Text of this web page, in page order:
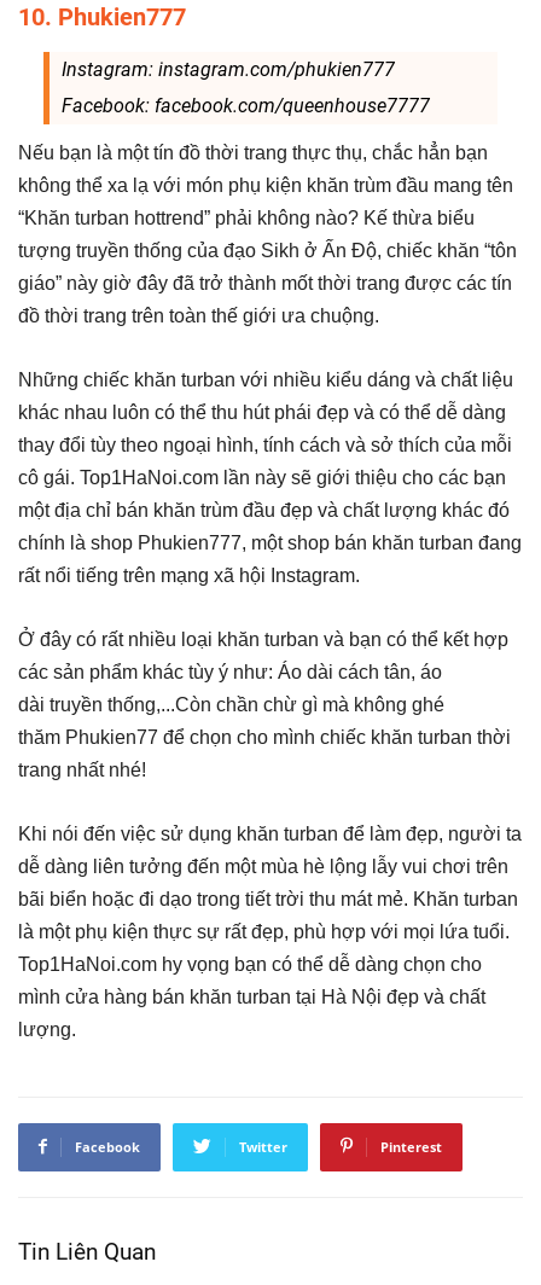
10. Phukien777
Instagram: instagram.com/phukien777
Facebook: facebook.com/queenhouse7777
Nếu bạn là một tín đồ thời trang thực thụ, chắc hẳn bạn
không thể xa lạ với món phụ kiện khăn trùm đầu mang tên
“Khăn turban hottrend” phải không nào? Kế thừa biểu
tượng truyền thống của đạo Sikh ở Ấn Độ, chiếc khăn “tôn
giáo” này giờ đây đã trở thành mốt thời trang được các tín
đồ thời trang trên toàn thế giới ưa chuộng.
Những chiếc khăn turban với nhiều kiểu dáng và chất liệu
khác nhau luôn có thể thu hút phái đẹp và có thể dễ dàng
thay đổi tùy theo ngoại hình, tính cách và sở thích của mỗi
cô gái. Top1HaNoi.com lần này sẽ giới thiệu cho các bạn
một địa chỉ bán khăn trùm đầu đẹp và chất lượng khác đó
chính là shop Phukien777, một shop bán khăn turban đang
rất nổi tiếng trên mạng xã hội Instagram.
Ở đây có rất nhiều loại khăn turban và bạn có thể kết hợp
các sản phẩm khác tùy ý như: Áo dài cách tân, áo
dài truyền thống,...Còn chần chừ gì mà không ghé
thăm Phukien77 để chọn cho mình chiếc khăn turban thời
trang nhất nhé!
Khi nói đến việc sử dụng khăn turban để làm đẹp, người ta
dễ dàng liên tưởng đến một mùa hè lộng lẫy vui chơi trên
bãi biển hoặc đi dạo trong tiết trời thu mát mẻ. Khăn turban
là một phụ kiện thực sự rất đẹp, phù hợp với mọi lứa tuổi.
Top1HaNoi.com hy vọng bạn có thể dễ dàng chọn cho
mình cửa hàng bán khăn turban tại Hà Nội đẹp và chất
lượng.
Facebook Twitter Pinterest
Tin Liên Quan